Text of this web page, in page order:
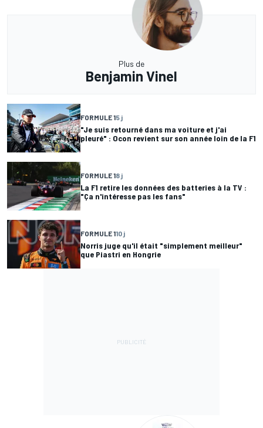
Plus de
Benjamin Vinel
FORMULE 15 j
"Je suis retourné dans ma voiture et j'ai
pleuré" : Ocon revient sur son année loin de la F1
FORMULE 18 j
La F1 retire les données des batteries à la TV :
"Ça n'intéresse pas les fans"
FORMULE 110 j
Norris juge qu'il était "simplement meilleur"
que Piastri en Hongrie